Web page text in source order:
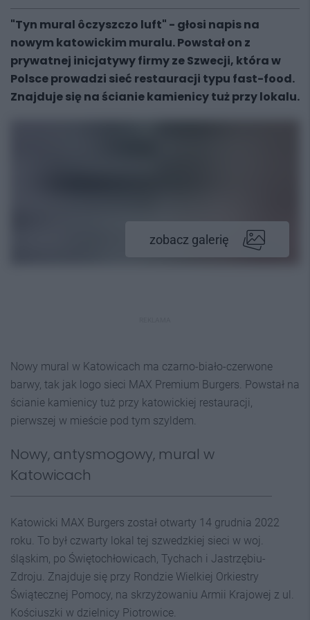
"Tyn mural ôczyszczo luft" - głosi napis na
nowym katowickim muralu. Powstał on z
prywatnej inicjatywy firmy ze Szwecji, która w
Polsce prowadzi sieć restauracji typu fast-food.
Znajduje się na ścianie kamienicy tuż przy lokalu.
zobacz galerię
Nowy mural w Katowicach ma czarno-biało-czerwone
barwy, tak jak logo sieci MAX Premium Burgers. Powstał na
ścianie kamienicy tuż przy katowickiej restauracji,
pierwszej w mieście pod tym szyldem.
Nowy, antysmogowy, mural w
Katowicach
Katowicki MAX Burgers został otwarty 14 grudnia 2022
roku. To był czwarty lokal tej szwedzkiej sieci w woj.
śląskim, po Świętochłowicach, Tychach i Jastrzębiu-
Zdroju. Znajduje się przy Rondzie Wielkiej Orkiestry
Świątecznej Pomocy, na skrzyżowaniu Armii Krajowej z ul.
Kościuszki w dzielnicy Piotrowice.